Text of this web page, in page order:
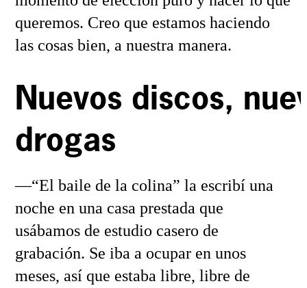
queremos. Creo que estamos haciendo
las cosas bien, a nuestra manera.
Nuevos discos,
drogas
—“El baile de la colina” la escribí una
noche en una casa prestada que
usábamos de estudio casero de
grabación. Se iba a ocupar en unos
meses, así que estaba libre, libre de